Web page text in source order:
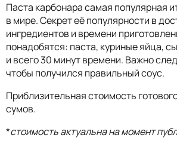
Паста карбонара самая популярная
в мире. Секрет её популярности в
ингредиентов и времени
понадобятся: паста, куриные яйца,
и всего 30 минут времени. Важно
чтобы получился правильный соус.
Приблизительная стоимость
сумов.
*стоимость актуальна на момент